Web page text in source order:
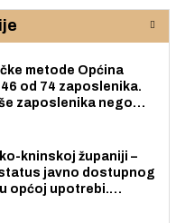
metode Općina
od 74 zaposlenika.
zaposlenika nego
kninskoj županiji –
javno dostupnog
općoj upotrebi.